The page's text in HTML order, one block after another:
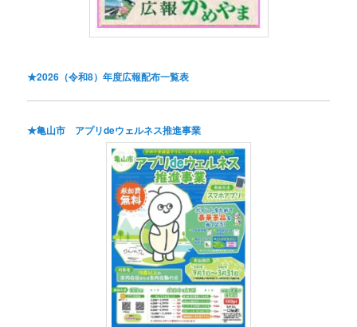
★2026（令和8）年度広報配布一覧表
★亀山市 アプリdeウェルネス推進事業